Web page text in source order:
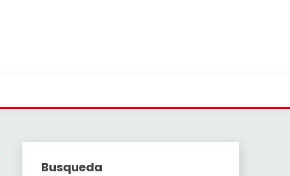
Busqueda